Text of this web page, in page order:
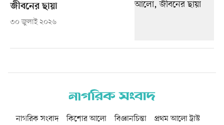
জীবনের ছায়া
৩০ জুলাই ২০২৬
নাগরিক সংবাদ কিশোর আলো বিজ্ঞানচিন্তা
প্রথম আলো ট্রাস্ট